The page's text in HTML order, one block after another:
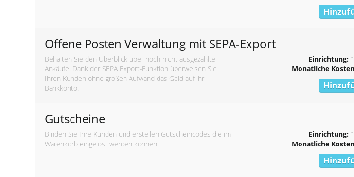
Offene Posten Verwaltung mit SEPA-Export
Behalten Sie den Überblick über noch nicht ausgezahlte
Ankäufe. Dank der SEPA Export-Funktion überweisen Sie
Ihren Kunden ohne großen Aufwand das Geld auf ihr
Bankkonto.
Einrichtung:
Monatliche
Gutscheine
Binden Sie Ihre Kunden und erstellen Gutscheincodes die im
Warenkorb eingelöst werden können.
Einrichtung:
Monatliche